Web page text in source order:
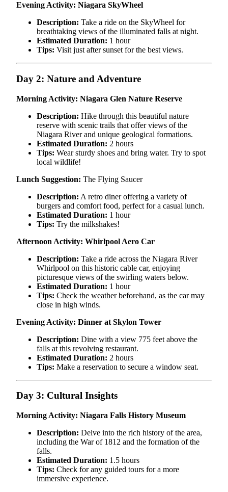
Evening Activity: Niagara SkyWheel
Description: Take a ride on the SkyWheel for
breathtaking views of the illuminated falls at night.
Estimated Duration: 1 hour
Tips: Visit just after sunset for the best views.
Day 2: Nature and Adventure
Morning Activity: Niagara Glen Nature Reserve
Description: Hike through this beautiful nature
reserve with scenic trails that offer views of the
Niagara River and unique geological formations.
Estimated Duration: 2 hours
Tips: Wear sturdy shoes and bring water. Try to spot
local wildlife!
Lunch Suggestion: The Flying Saucer
Description: A retro diner offering a variety of
burgers and comfort food, perfect for a casual lunch.
Estimated Duration: 1 hour
Tips: Try the milkshakes!
Afternoon Activity: Whirlpool Aero Car
Description: Take a ride across the Niagara River
Whirlpool on this historic cable car, enjoying
picturesque views of the swirling waters below.
Estimated Duration: 1 hour
Tips: Check the weather beforehand, as the car may
close in high winds.
Evening Activity: Dinner at Skylon Tower
Description: Dine with a view 775 feet above the
falls at this revolving restaurant.
Estimated Duration: 2 hours
Tips: Make a reservation to secure a window seat.
Day 3: Cultural Insights
Morning Activity: Niagara Falls History Museum
Description: Delve into the rich history of the area,
including the War of 1812 and the formation of the
falls.
Estimated Duration: 1.5 hours
Tips: Check for any guided tours for a more
immersive experience.